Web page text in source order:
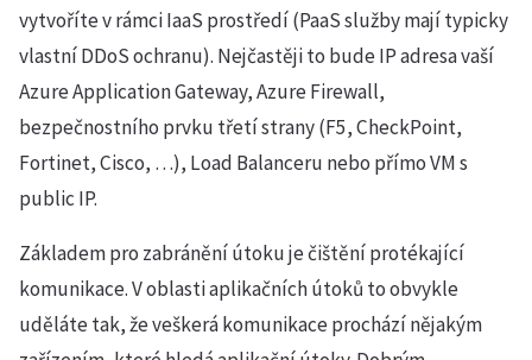
vytvoříte v rámci IaaS prostředí (PaaS služby mají typicky
vlastní DDoS ochranu). Nejčastěji to bude IP adresa vaší
Azure Application Gateway, Azure Firewall,
bezpečnostního prvku třetí strany (F5, CheckPoint,
Fortinet, Cisco, …), Load Balanceru nebo přímo VM s
public IP.
Základem pro zabránění útoku je čištění protékající
komunikace. V oblasti aplikačních útoků to obvykle
uděláte tak, že veškerá komunikace prochází nějakým